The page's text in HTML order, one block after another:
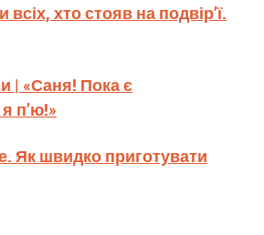
хто стояв на подвір’ї.
| «Саня! Пока є
п’ю!»
Як швидко приготувати